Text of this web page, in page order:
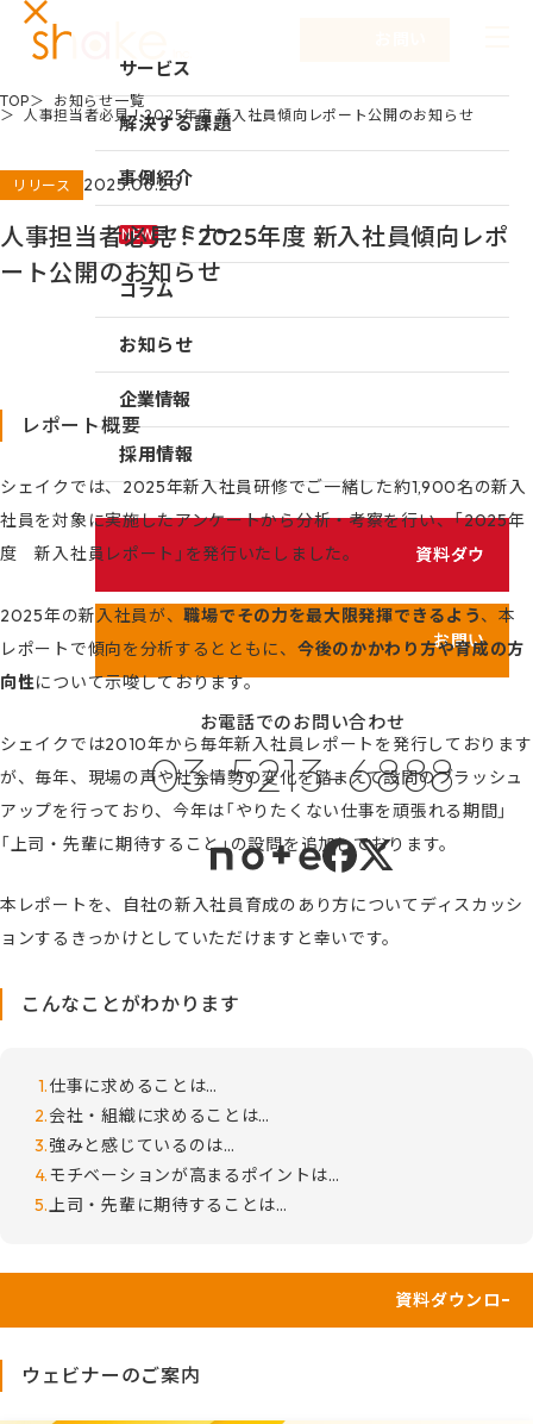
サービス
サービスTOP
キャリア自律
仕組み作り
新入社員研修
組織づくり
成果を出す仕事の進め方
育成体系構築
シェイクの強み
サービス紹介動画
解決する課題
事例紹介
NEW セミナー
コラム
お知らせ
企業情報
企業情報TOP
企業情報
シェイクの価値観
代表メッセージ
健康経営の取り組み
プライバシーポリシー
情報セキュリティポリシー
利用規約
採用情報
資料ダウンロード
お問い合わせ
お電話でのお問い合わせ
03-5213-6888
TOP
お知らせ一覧
人事担当者必見！2025年度 新入社員傾向レポート公開のお知らせ
リリース 2025.06.20
人事担当者必見！2025年度 新入社員傾向レポ
ート公開のお知らせ
レポート概要
シェイクでは、2025年新入社員研修でご一緒した約1,900名の新入
社員を対象に実施したアンケートから分析・考察を行い、「2025年
度 新入社員レポート」を発行いたしました。
2025年の新入社員が、職場でその力を最大限発揮できるよう、本
レポートで傾向を分析するとともに、 今後のかかわり方や育成の方
向性について示唆しております。
シェイクでは2010年から毎年新入社員レポートを発行しております
が、毎年、現場の声や社会情勢の変化を踏まえて設問のブラッシュ
アップを行っており、今年は「やりたくない仕事を頑張れる期間」
「上司・先輩に期待すること」の設問を追加しております。
本レポートを、自社の新入社員育成のあり方についてディスカッシ
ョンするきっかけとしていただけますと幸いです。
こんなことがわかります
仕事に求めることは…
会社・組織に求めることは…
強みと感じているのは…
モチベーションが高まるポイントは…
上司・先輩に期待することは…
ウェビナーのご案内